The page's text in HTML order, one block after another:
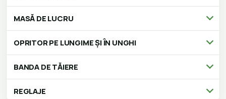
MASĂ DE LUCRU
OPRITOR PE LUNGIME ȘI ÎN UNGHI
BANDA DE TĂIERE
REGLAJE